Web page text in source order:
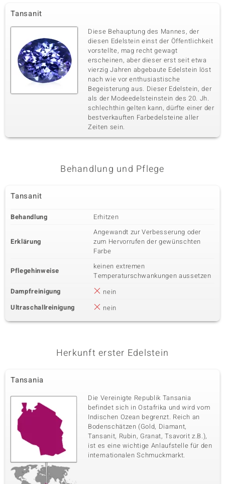
Tansanit
Diese Behauptung des Mannes, der
diesen Edelstein einst der Öffentlichkeit
vorstellte, mag recht gewagt
erscheinen, aber dieser erst seit etwa
vierzig Jahren abgebaute Edelstein löst
nach wie vor enthusiastische
Begeisterung aus. Dieser Edelstein, der
als der Modeedelsteinstein des 20. Jh.
schlechthin gelten kann, dürfte einer der
bestverkauften Farbedelsteine aller
Zeiten sein.
Behandlung und Pflege
Tansanit
Behandlung Erhitzen
Erklärung
Angewandt zur Verbesserung oder
zum Hervorrufen der gewünschten
Farbe
Pflegehinweise
keinen extremen
Temperaturschwankungen aussetzen
Dampfreinigung
nein
Ultraschallreinigung
nein
Herkunft erster Edelstein
Tansania
Die Vereinigte Republik Tansania
befindet sich in Ostafrika und wird vom
Indischen Ozean begrenzt. Reich an
Bodenschätzen (Gold, Diamant,
Tansanit, Rubin, Granat, Tsavorit z.B.),
ist es eine wichtige Anlaufstelle für den
internationalen Schmuckmarkt.